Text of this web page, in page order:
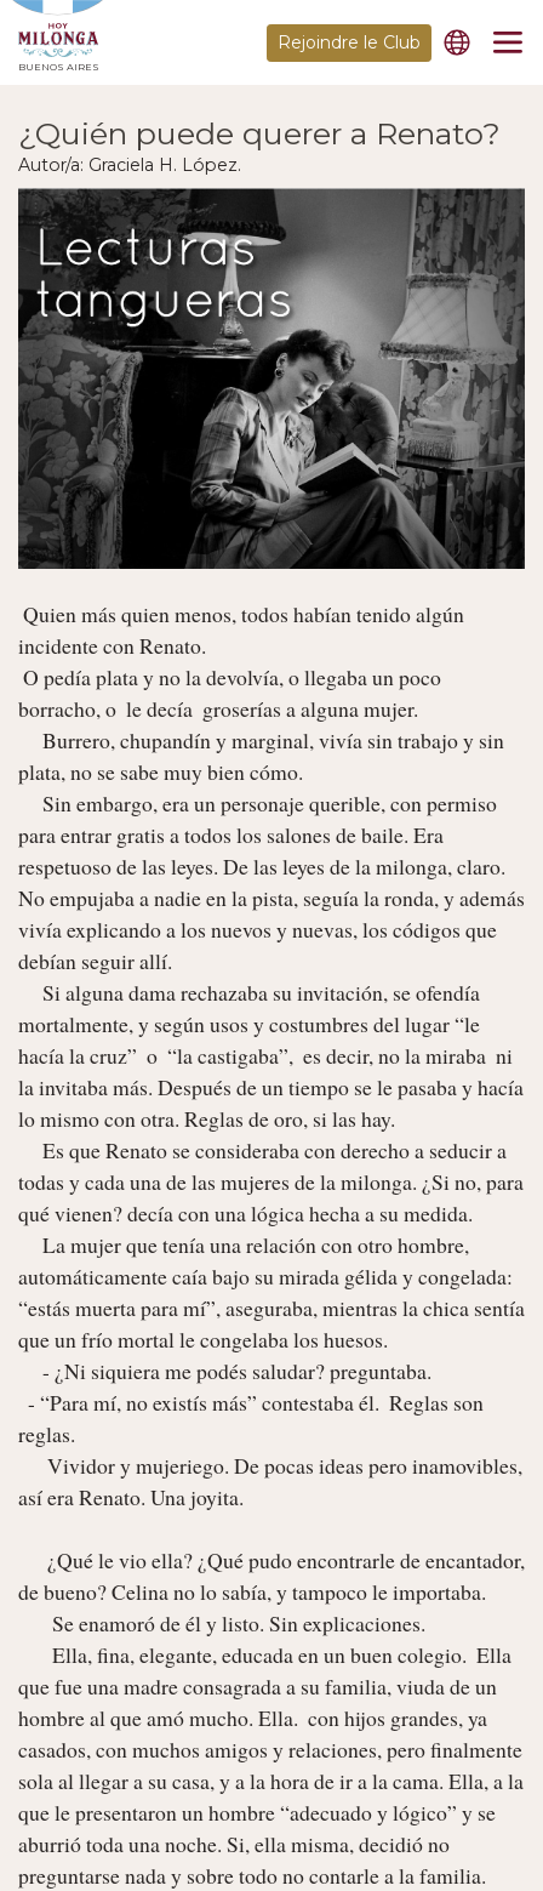
BUENOS AIRES
Rejoindre le Club
¿Quién puede querer a Renato?
Autor/a: Graciela H. López.
incidente con Renato.
borracho, o  le decía  groserías a alguna mujer.
plata, no se sabe muy bien cómo.
para entrar gratis a todos los salones de baile. Era
respetuoso de las leyes. De las leyes de la milonga, claro.
No empujaba a nadie en la pista, seguía la ronda, y además
vivía explicando a los nuevos y nuevas, los códigos que
debían seguir allí.
mortalmente, y según usos y costumbres del lugar “le
hacía la cruz”  o  “la castigaba”,  es decir, no la miraba  ni
la invitaba más. Después de un tiempo se le pasaba y hacía
lo mismo con otra. Reglas de oro, si las hay.
todas y cada una de las mujeres de la milonga. ¿Si no, para
qué vienen? decía con una lógica hecha a su medida.
automáticamente caía bajo su mirada gélida y congelada:
“estás muerta para mí”, aseguraba, mientras la chica sentía
que un frío mortal le congelaba los huesos.
reglas.
así era Renato. Una joyita.
de bueno? Celina no lo sabía, y tampoco le importaba.
que fue una madre consagrada a su familia, viuda de un
hombre al que amó mucho. Ella.  con hijos grandes, ya
casados, con muchos amigos y relaciones, pero finalmente
sola al llegar a su casa, y a la hora de ir a la cama. Ella, a la
que le presentaron un hombre “adecuado y lógico” y se
aburrió toda una noche. Si, ella misma, decidió no
preguntarse nada y sobre todo no contarle a la familia.